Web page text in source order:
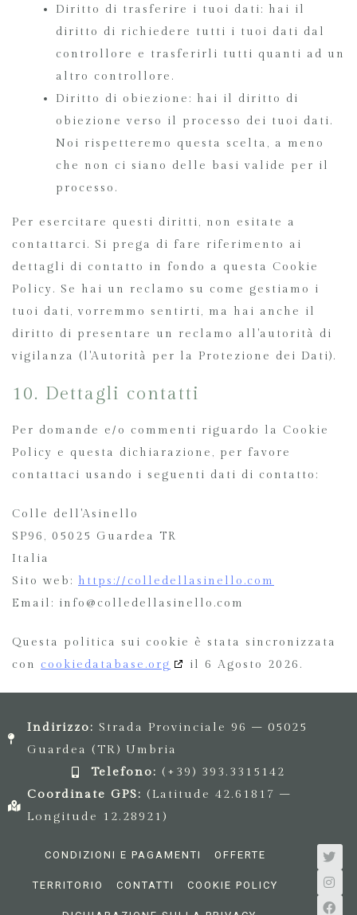
Diritto di trasferire i tuoi dati: hai il
diritto di richiedere tutti i tuoi dati dal
controllore e trasferirli tutti quanti ad un
altro controllore.
Diritto di obiezione: hai il diritto di
obiezione verso il processo dei tuoi dati.
Noi rispetteremo questa scelta, a meno
che non ci siano delle basi valide per il
processo.
Per esercitare questi diritti, non esitate a
contattarci. Si prega di fare riferimento ai
dettagli di contatto in fondo a questa Cookie
Policy. Se hai un reclamo su come gestiamo i
tuoi dati, vorremmo sentirti, ma hai anche il
diritto di presentare un reclamo all'autorità di
vigilanza (l'Autorità per la Protezione dei Dati).
10. Dettagli contatti
Per domande e/o commenti riguardo la Cookie
Policy e questa dichiarazione, per favore
contattaci usando i seguenti dati di contatto:
Colle dell'Asinello
SP96, 05025 Guardea TR
Italia
Sito web: https://colledellasinello.com
Email: info@colledellasinello.com
Questa politica sui cookie è stata sincronizzata
con cookiedatabase.org il 6 Agosto 2026.
Indirizzo: Strada Provinciale 96 – 05025
Guardea (TR) Umbria
Telefono: (+39) 393.3315142
Coordinate GPS: (Latitude 42.61817 –
Longitude 12.28921)
CONDIZIONI E PAGAMENTI OFFERTE
TERRITORIO CONTATTI COOKIE POLICY